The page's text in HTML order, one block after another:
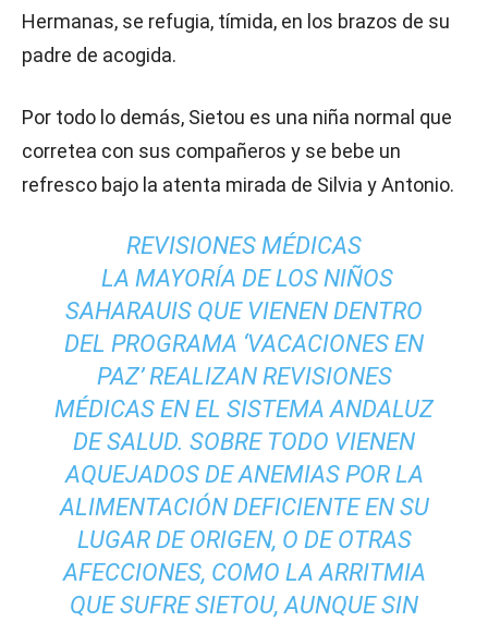
Hermanas, se refugia, tímida, en los brazos de su
padre de acogida.
Por todo lo demás, Sietou es una niña normal que
corretea con sus compañeros y se bebe un
refresco bajo la atenta mirada de Silvia y Antonio.
REVISIONES MÉDICAS
LA MAYORÍA DE LOS NIÑOS
SAHARAUIS QUE VIENEN DENTRO
DEL PROGRAMA ‘VACACIONES EN
PAZ’ REALIZAN REVISIONES
MÉDICAS EN EL SISTEMA ANDALUZ
DE SALUD. SOBRE TODO VIENEN
AQUEJADOS DE ANEMIAS POR LA
ALIMENTACIÓN DEFICIENTE EN SU
LUGAR DE ORIGEN, O DE OTRAS
AFECCIONES, COMO LA ARRITMIA
QUE SUFRE SIETOU, AUNQUE SIN